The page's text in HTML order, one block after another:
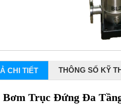
CHI TIẾT THÔNG SỐ KỸ
Trục Đứng Đa